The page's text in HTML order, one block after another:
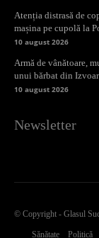
Atenția distrasă de
mașina pe cupolă la
10 august 2026
Armă de vânătoare,
unui bărbat din
10 august 2026
Newsletter
© Copyright - Glasul
Sănătate Politică